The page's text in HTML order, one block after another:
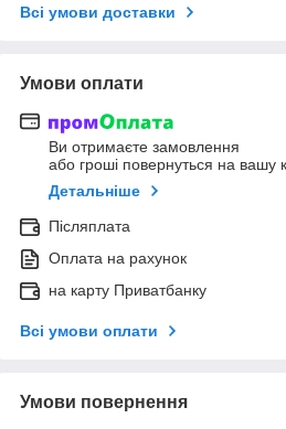
Всі умови доставки
Умови оплати
Ви отримаєте замовлення
або гроші повернуться на вашу
Детальніше
Післяплата
Оплата на рахунок
на карту Приватбанку
Всі умови оплати
Умови повернення